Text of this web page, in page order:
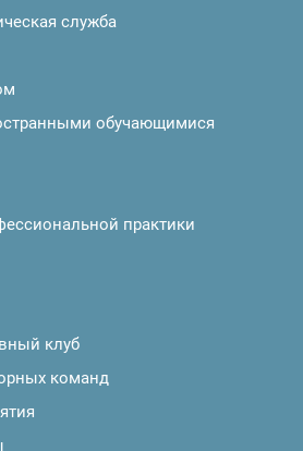
служба
обучающимися
практики
клуб
команд